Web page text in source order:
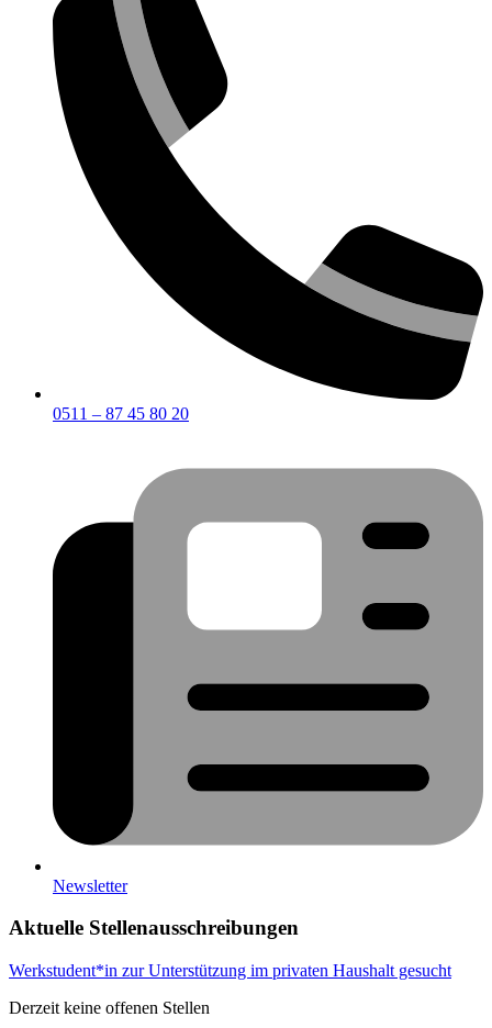
0511 – 87 45 80 20
Newsletter
Aktuelle Stellenausschreibungen
Werkstudent*in zur Unterstützung im privaten Haushalt gesucht
Derzeit keine offenen Stellen